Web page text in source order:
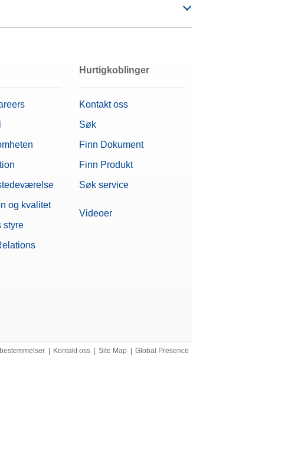
og kvalitet
styre
Hurtigkoblinger
Kontakt oss
Søk
Finn Dokument
Finn Produkt
Søk service
Videoer
Kontakt oss Site Map Global Presence